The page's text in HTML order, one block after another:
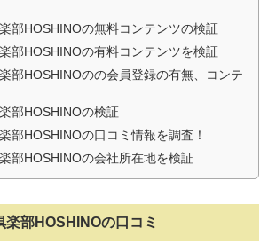
部HOSHINOの無料コンテンツの検証
部HOSHINOの有料コンテンツを検証
部HOSHINOのの会員登録の有無、コンテ
部HOSHINOの検証
部HOSHINOの口コミ情報を調査！
部HOSHINOの会社所在地を検証
部HOSHINOの口コミ